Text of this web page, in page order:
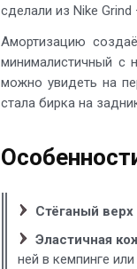
сделали из Nike
Амортизацию
минималистичный с
можно увидеть на
стала бирка на
Стёганый верх
Эластичная
ней в кемпинге или